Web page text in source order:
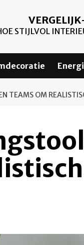
STIJLVOL
TEAMS OM